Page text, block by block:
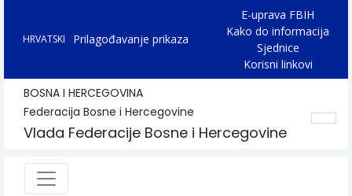
HRVATSKI Prilagođavanje prikaza
E-uprava FBIH
Kako do informacija
Sjednice
Korisni linkovi
BOSNA I HERCEGOVINA
Federacija Bosne i Hercegovine
Vlada Federacije Bosne i Hercegovine